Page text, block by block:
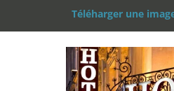
Téléharger une